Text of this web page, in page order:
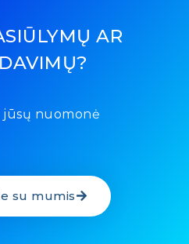
AR
nuomonė
su mumis